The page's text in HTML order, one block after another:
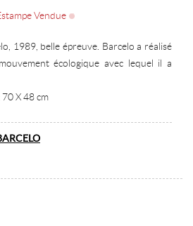
Vendue
1989, belle épreuve. Barcelo a réalisé
écologique avec lequel il a
X 48 cm